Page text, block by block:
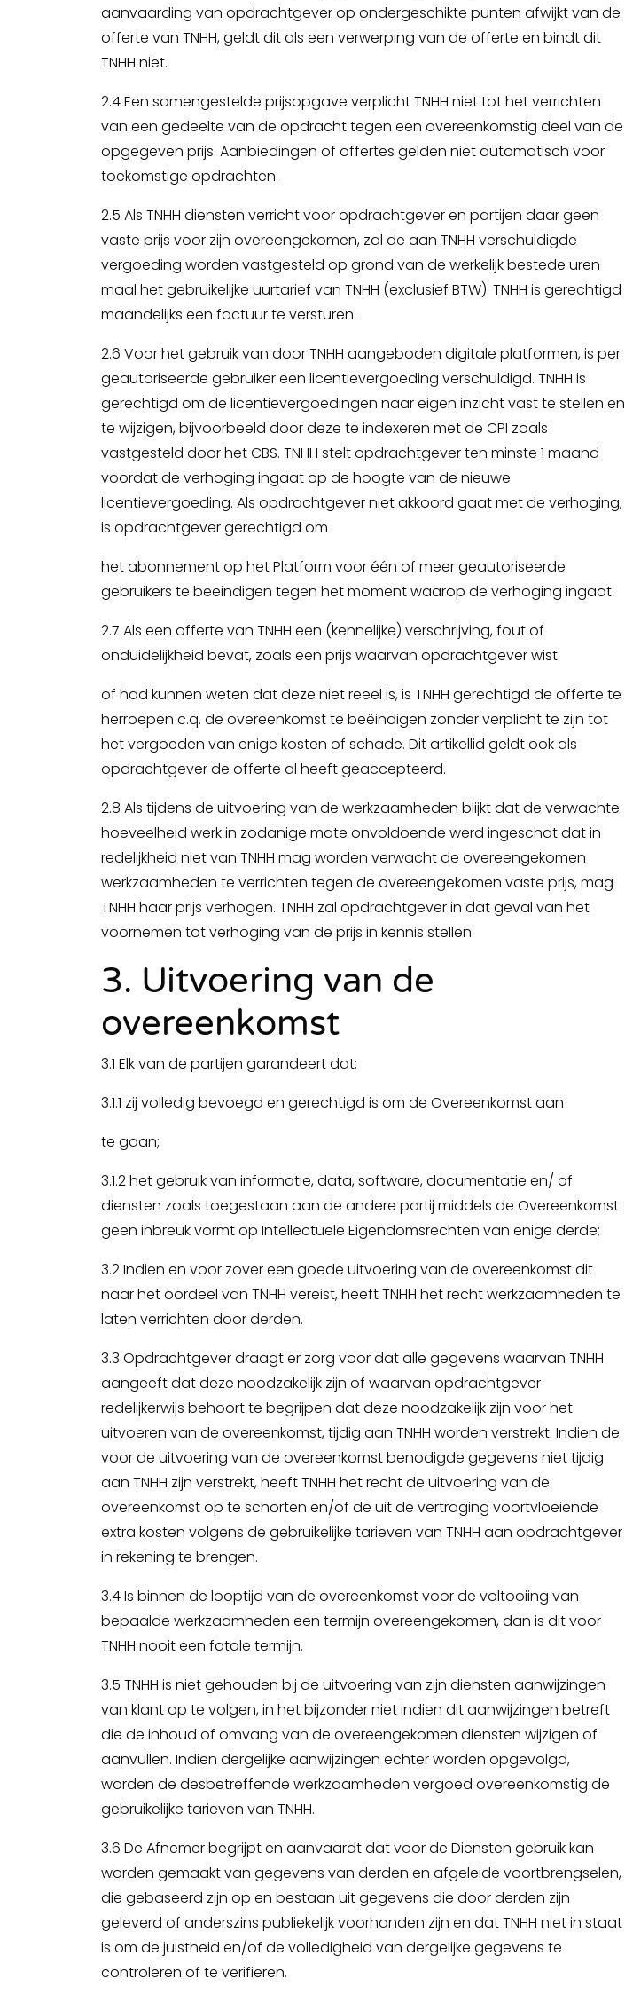
aanvaarding van opdrachtgever op ondergeschikte punten afwijkt van de
offerte van TNHH, geldt dit als een verwerping van de offerte en bindt dit
TNHH niet.
2.4 Een samengestelde prijsopgave verplicht TNHH niet tot het verrichten
van een gedeelte van de opdracht tegen een overeenkomstig deel van de
opgegeven prijs. Aanbiedingen of offertes gelden niet automatisch voor
toekomstige opdrachten.
2.5 Als TNHH diensten verricht voor opdrachtgever en partijen daar geen
vaste prijs voor zijn overeengekomen, zal de aan TNHH verschuldigde
vergoeding worden vastgesteld op grond van de werkelijk bestede uren
maal het gebruikelijke uurtarief van TNHH (exclusief BTW). TNHH is gerechtigd
maandelijks een factuur te versturen.
2.6 Voor het gebruik van door TNHH aangeboden digitale platformen, is per
geautoriseerde gebruiker een licentievergoeding verschuldigd. TNHH is
gerechtigd om de licentievergoedingen naar eigen inzicht vast te stellen en
te wijzigen, bijvoorbeeld door deze te indexeren met de CPI zoals
vastgesteld door het CBS. TNHH stelt opdrachtgever ten minste 1 maand
voordat de verhoging ingaat op de hoogte van de nieuwe
licentievergoeding. Als opdrachtgever niet akkoord gaat met de verhoging,
is opdrachtgever gerechtigd om
het abonnement op het Platform voor één of meer geautoriseerde
gebruikers te beëindigen tegen het moment waarop de verhoging ingaat.
2.7 Als een offerte van TNHH een (kennelijke) verschrijving, fout of
onduidelijkheid bevat, zoals een prijs waarvan opdrachtgever wist
of had kunnen weten dat deze niet reëel is, is TNHH gerechtigd de offerte te
herroepen c.q. de overeenkomst te beëindigen zonder verplicht te zijn tot
het vergoeden van enige kosten of schade. Dit artikellid geldt ook als
opdrachtgever de offerte al heeft geaccepteerd.
2.8 Als tijdens de uitvoering van de werkzaamheden blijkt dat de verwachte
hoeveelheid werk in zodanige mate onvoldoende werd ingeschat dat in
redelijkheid niet van TNHH mag worden verwacht de overeengekomen
werkzaamheden te verrichten tegen de overeengekomen vaste prijs, mag
TNHH haar prijs verhogen. TNHH zal opdrachtgever in dat geval van het
voornemen tot verhoging van de prijs in kennis stellen.
3. Uitvoering van de
overeenkomst
3.1 Elk van de partijen garandeert dat:
3.1.1 zij volledig bevoegd en gerechtigd is om de Overeenkomst aan
te gaan;
3.1.2 het gebruik van informatie, data, software, documentatie en/ of
diensten zoals toegestaan aan de andere partij middels de Overeenkomst
geen inbreuk vormt op Intellectuele Eigendomsrechten van enige derde;
3.2 Indien en voor zover een goede uitvoering van de overeenkomst dit
naar het oordeel van TNHH vereist, heeft TNHH het recht werkzaamheden te
laten verrichten door derden.
3.3 Opdrachtgever draagt er zorg voor dat alle gegevens waarvan TNHH
aangeeft dat deze noodzakelijk zijn of waarvan opdrachtgever
redelijkerwijs behoort te begrijpen dat deze noodzakelijk zijn voor het
uitvoeren van de overeenkomst, tijdig aan TNHH worden verstrekt. Indien de
voor de uitvoering van de overeenkomst benodigde gegevens niet tijdig
aan TNHH zijn verstrekt, heeft TNHH het recht de uitvoering van de
overeenkomst op te schorten en/of de uit de vertraging voortvloeiende
extra kosten volgens de gebruikelijke tarieven van TNHH aan opdrachtgever
in rekening te brengen.
3.4 Is binnen de looptijd van de overeenkomst voor de voltooiing van
bepaalde werkzaamheden een termijn overeengekomen, dan is dit voor
TNHH nooit een fatale termijn.
3.5 TNHH is niet gehouden bij de uitvoering van zijn diensten aanwijzingen
van klant op te volgen, in het bijzonder niet indien dit aanwijzingen betreft
die de inhoud of omvang van de overeengekomen diensten wijzigen of
aanvullen. Indien dergelijke aanwijzingen echter worden opgevolgd,
worden de desbetreffende werkzaamheden vergoed overeenkomstig de
gebruikelijke tarieven van TNHH.
3.6 De Afnemer begrijpt en aanvaardt dat voor de Diensten gebruik kan
worden gemaakt van gegevens van derden en afgeleide voortbrengselen,
die gebaseerd zijn op en bestaan uit gegevens die door derden zijn
geleverd of anderszins publiekelijk voorhanden zijn en dat TNHH niet in staat
is om de juistheid en/of de volledigheid van dergelijke gegevens te
controleren of te verifiëren.